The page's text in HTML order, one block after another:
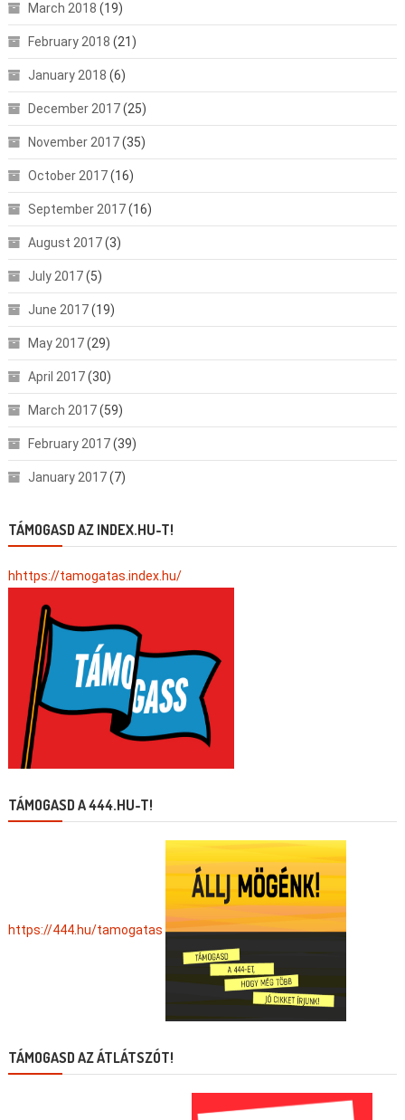
March 2018 (19)
February 2018 (21)
January 2018 (6)
December 2017(25)
November 2017(35)
October 2017(16)
September 2017(16)
August 2017(3)
July 2017(5)
June 2017(19)
May 2017(29)
April 2017(30)
March 2017(59)
February 2017(39)
January 2017(7)
TÁMOGASD AZ INDEX.HU-T!
hhttps://tamogatas.index.hu/
TÁMOGASD A 444.HU-T!
https://444.hu/tamogatas
TÁMOGASD AZ ÁTLÁTSZÓT!